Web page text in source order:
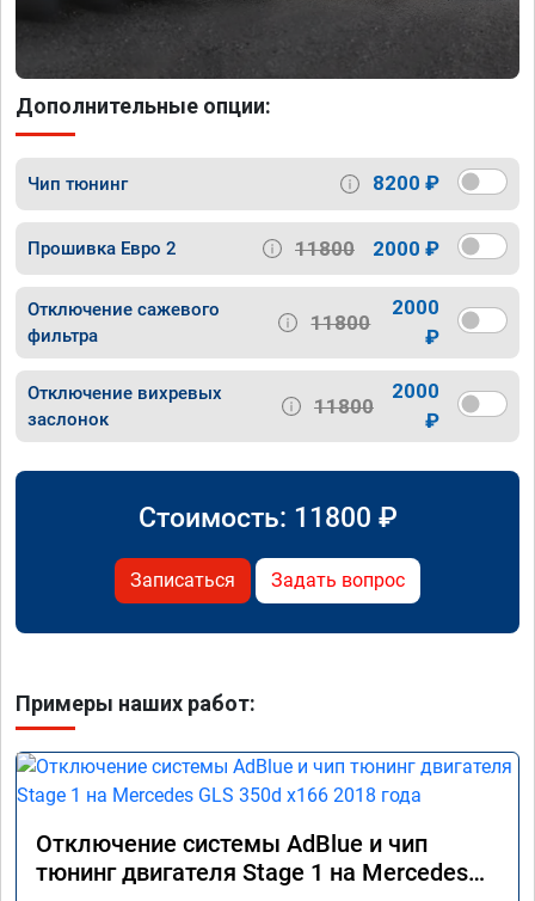
Дополнительные опции:
Чип тюнинг 8200 ₽
Прошивка Евро 2 11800 2000 ₽
Отключение сажевого
фильтра
11800
2000
₽
Отключение вихревых
заслонок
11800
2000
₽
Стоимость: 11800 ₽
Записаться Задать вопрос
Примеры наших работ:
Отключение системы AdBlue и чип
тюнинг двигателя Stage 1 на Mercedes